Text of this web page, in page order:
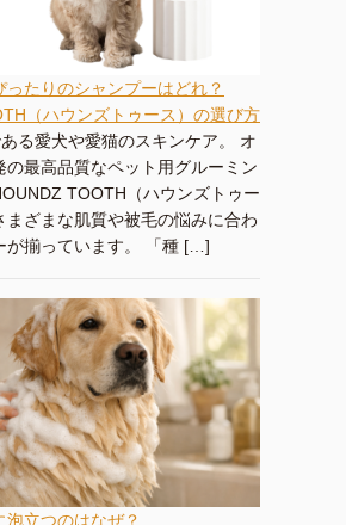
ったりのシャンプーはどれ？
（ハウンズトゥース）の選び方
る愛犬や愛猫のスキンケア。 オ
の最高品質なペット用グルーミン
TOOTH（ハウンズトゥー
まざまな肌質や被毛の悩みに合わ
が揃っています。 「種 […]
泡立つのはなぜ？